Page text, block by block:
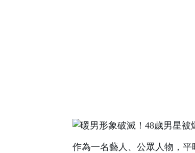
作為一名藝人、公眾人物，